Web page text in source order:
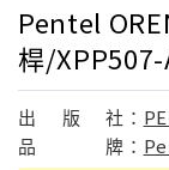
Pentel
桿/XPP507-
出 版 社：
品
牌：